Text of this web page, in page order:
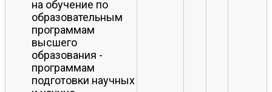
на обучение по
образовательным
программам
высшего
образования -
программам
подготовки научных